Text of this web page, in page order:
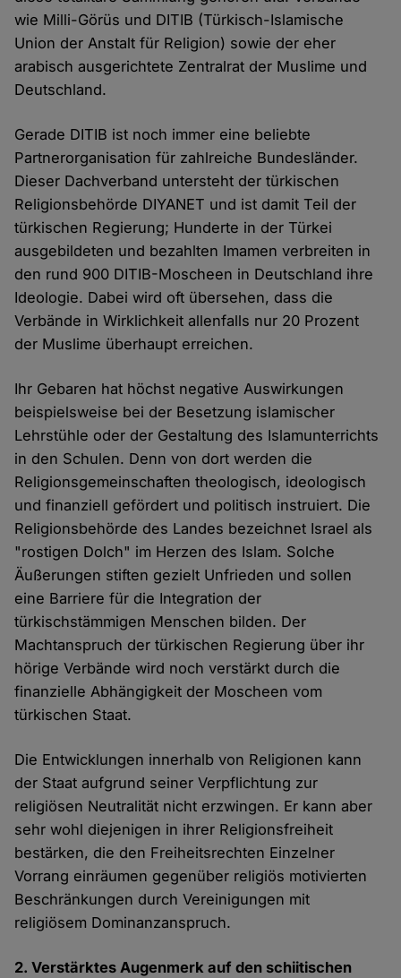
wie Milli-Görüs und DITIB (Türkisch-Islamische
Union der Anstalt für Religion) sowie der eher
arabisch ausgerichtete Zentralrat der Muslime und
Deutschland.
Gerade DITIB ist noch immer eine beliebte
Partnerorganisation für zahlreiche Bundesländer.
Dieser Dachverband untersteht der türkischen
Religionsbehörde DIYANET und ist damit Teil der
türkischen Regierung; Hunderte in der Türkei
ausgebildeten und bezahlten Imamen verbreiten in
den rund 900 DITIB-Moscheen in Deutschland ihre
Ideologie. Dabei wird oft übersehen, dass die
Verbände in Wirklichkeit allenfalls nur 20 Prozent
der Muslime überhaupt erreichen.
Ihr Gebaren hat höchst negative Auswirkungen
beispielsweise bei der Besetzung islamischer
Lehrstühle oder der Gestaltung des Islamunterrichts
in den Schulen. Denn von dort werden die
Religionsgemeinschaften theologisch, ideologisch
und finanziell gefördert und politisch instruiert. Die
Religionsbehörde des Landes bezeichnet Israel als
"rostigen Dolch" im Herzen des Islam. Solche
Äußerungen stiften gezielt Unfrieden und sollen
eine Barriere für die Integration der
türkischstämmigen Menschen bilden. Der
Machtanspruch der türkischen Regierung über ihr
hörige Verbände wird noch verstärkt durch die
finanzielle Abhängigkeit der Moscheen vom
türkischen Staat.
Die Entwicklungen innerhalb von Religionen kann
der Staat aufgrund seiner Verpflichtung zur
religiösen Neutralität nicht erzwingen. Er kann aber
sehr wohl diejenigen in ihrer Religionsfreiheit
bestärken, die den Freiheitsrechten Einzelner
Vorrang einräumen gegenüber religiös motivierten
Beschränkungen durch Vereinigungen mit
religiösem Dominanzanspruch.
2. Verstärktes Augenmerk auf den schiitischen